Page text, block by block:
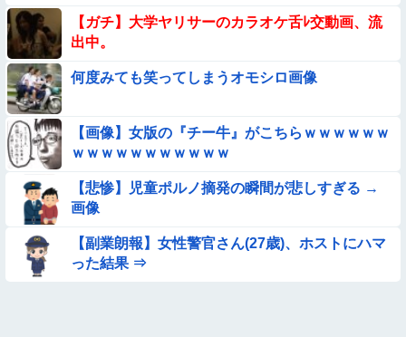
【動画】野犬の群れに襲われた男性、とんでもない方法で制圧
するｗｗｗｗｗｗｗ
【動画】ピザ屋のバイト女、クッソせこい『ツマミ食い』をし
て炎上
★★昨晩、久しぶりに嫁とセックスしたんだが・・・
【動画】白人「日本で一番美味い食べ物はこれな、試してみ
ろ！飛ぶぞ」
【動画】力士さん、ボクサーをボコってしまう
【動画】こういう貧乳の陰女と付き合えますかｗｗｗｗｗｗｗ
【ガチ】大学ヤリサーのカラオケ舌ﾚ交動画、流
出中。
何度みても笑ってしまうオモシロ画像
【画像】女版の『チー牛』がこちらｗｗｗｗｗｗ
ｗｗｗｗｗｗｗｗｗｗｗ
【悲惨】児童ポルノ摘発の瞬間が悲しすぎる →
画像
【副業朗報】女性警官さん(27歳)、ホストにハマ
った結果 ⇒